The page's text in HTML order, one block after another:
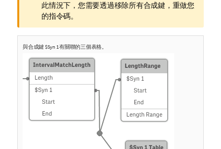
註
此情況下，您需要透過移除所有合成鍵，重做您
的指令碼。
與合成鍵 $Syn 1 有關聯的三個表格。